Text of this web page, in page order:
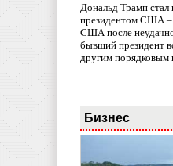
Дональд Трамп
президентом США –
США после
бывший президент
другим порядковым
Бизнес